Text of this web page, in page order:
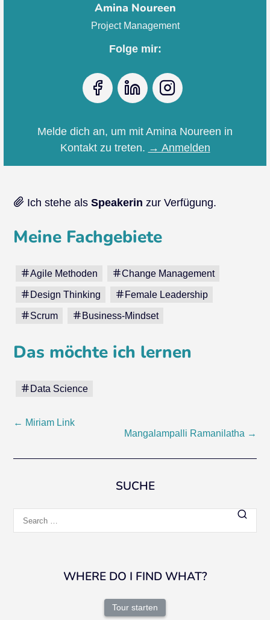
Amina Noureen
Project Management
Folge mir:
FacebookLinkedIn
Melde dich an, um mit Amina Noureen in
Kontakt zu treten. → Anmelden
Ich stehe alsSpeakerin zur Verfügung.
Meine Fachgebiete
Agile Methoden Change Management
Design Thinking Female Leadership
Scrum Business-Mindset
Das möchte ich lernen
Data Science
Post
← Miriam Link
Mangalampalli Ramanilatha →
SUCHE
for:
WHERE DO I FIND WHAT?
Tour starten